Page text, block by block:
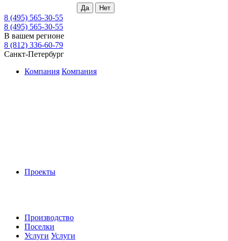
8 (495) 565-30-55
8 (495) 565-30-55
В вашем регионе
8 (812) 336-60-79
Санкт-Петербург
Компания Компания
Проекты
Производство
Поселки
Услуги Услуги